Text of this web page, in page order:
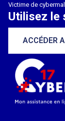
Victime de
Utilisez le
ACCÉDER